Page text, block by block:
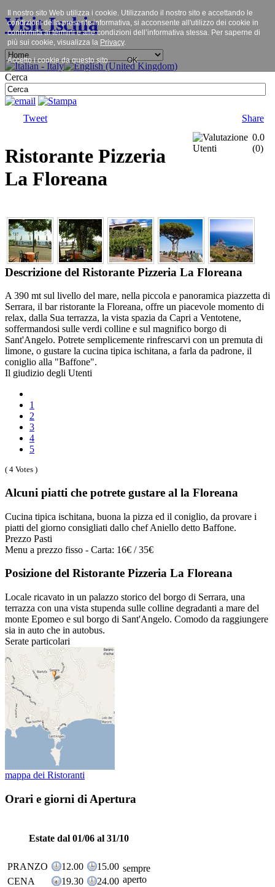
Visit Ischia
Cerca
Tweet Share
Ristorante Pizzeria
La Floreana
0.0
(0)
Descrizione del Ristorante Pizzeria La Floreana
A 390 mt sul livello del mare, nella piccola e panoramica piazzetta di
Serrara, il bar ristorante la Floreana, offre un piacevole momento di
relax, dalla Sua terrazza, la vista spazia da Capri a Ventotene,
soffermandosi sulle verdi colline e sul magnifico borgo di
Sant'Angelo. Potrete semplicemente rinfrescarvi con un premuta di
limone, o gustare la cucina tipica ischitana, a farla da padrone, il
coniglio alla "Baffone".
Il giudizio degli Utenti
1
2
3
4
5
( 4 Votes )
Alcuni piatti che potrete gustare al la Floreana
Cucina tipica ischitana, buona la pizza ed il coniglio, da provare i
piatti del giorno consigliati dallo chef Aniello detto Baffone.
Prezzo Pasti
Menu a prezzo fisso - Carta: 16€ / 35€
Posizione del Ristorante Pizzeria La Floreana
Locale ricavato in un palazzo storico del borgo di Serrara, una
terrazza con una vista stupenda sulle colline degradanti a mare del
monte Epomeo e sul borgo di Sant'Angelo. Comodo da raggiungere
sia in auto che in autobus.
Serate particolari
mappa dei Ristoranti
Orari e giorni di Apertura
Estate dal 01/06 al 31/10
PRANZO 12.00 15.00 sempre
aperto
CENA 19.30 24.00
Il nostro sito Web utilizza i cookie. Utilizzando il nostro sito e accettando le
condizioni della presente informativa, si acconsente all'utilizzo dei cookie in
conformità ai termini e alle condizioni dell’informativa stessa. Per saperne di
più sui cookie, visualizza la Privacy.
Accetto i cookie da questo sito. OK